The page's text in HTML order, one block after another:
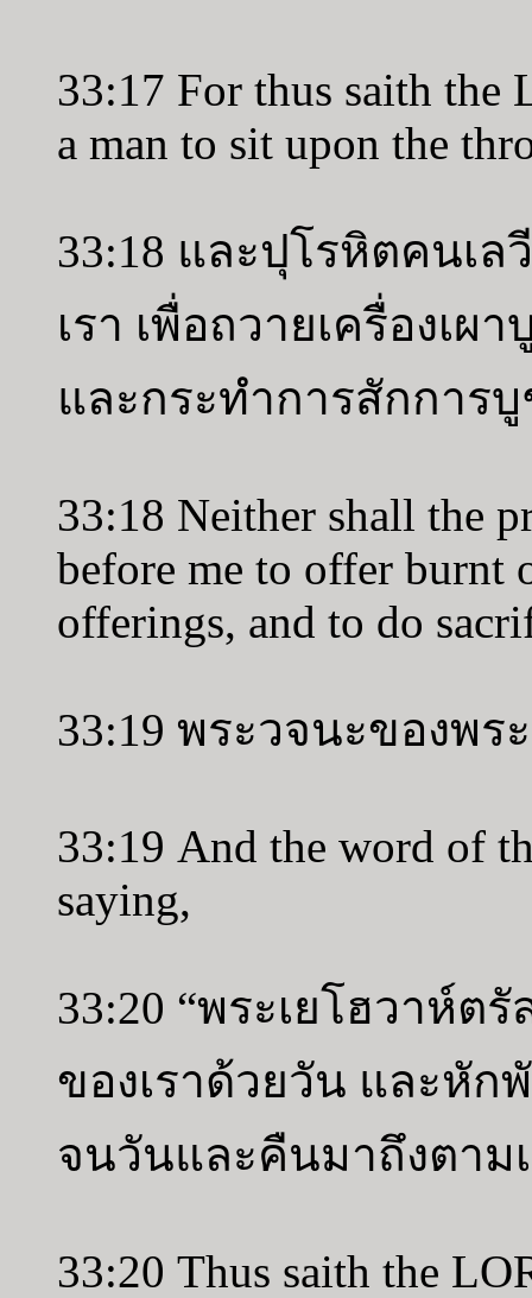
33:17 For thus saith the
a man to sit upon the
33:18 และปุโรหิตคนเ
เรา เพื่อถวายเครื่องเ
และกระทำการสักการ
33:18 Neither shall the
before me to offer burnt
offerings, and to do
33:19 พระวจนะของพร
33:19 And the word of
saying,
33:20 “พระเยโฮวาห์
ของเราด้วยวัน และหั
จนวันและคืนมาถึงตาม
33:20 Thus saith the